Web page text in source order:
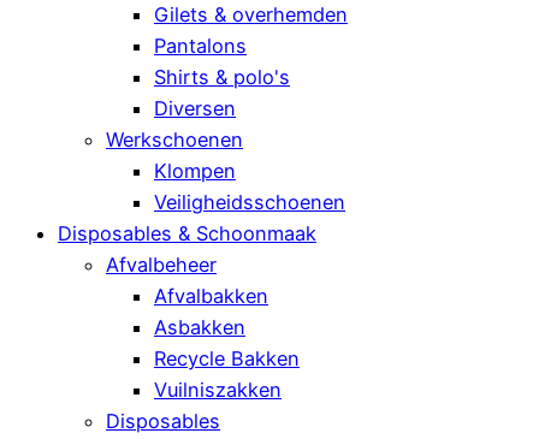
Gilets & overhemden
Pantalons
Shirts & polo's
Diversen
Werkschoenen
Klompen
Veiligheidsschoenen
Disposables & Schoonmaak
Afvalbeheer
Afvalbakken
Asbakken
Recycle Bakken
Vuilniszakken
Disposables